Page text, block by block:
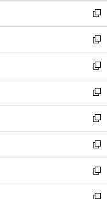
く
で
開
く
ド
ウ
で
開
く
し
い
ウ
ィ
ン
ド
ウ
で
開
く
新
し
い
ウ
ィ
ン
ド
ウ
で
開
く
新
し
い
ウ
ィ
ン
ド
ウ
で
開
く
新
し
い
ウ
ィ
ン
ド
ウ
で
開
く
新
し
い
ウ
ィ
ン
ド
ウ
新
し
い
ウ
ィ
ン
新
し
い
ウ
新
し